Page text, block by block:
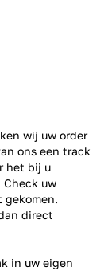
wij uw order
ons een track
het bij u
uw
gekomen.
direct
in uw eigen